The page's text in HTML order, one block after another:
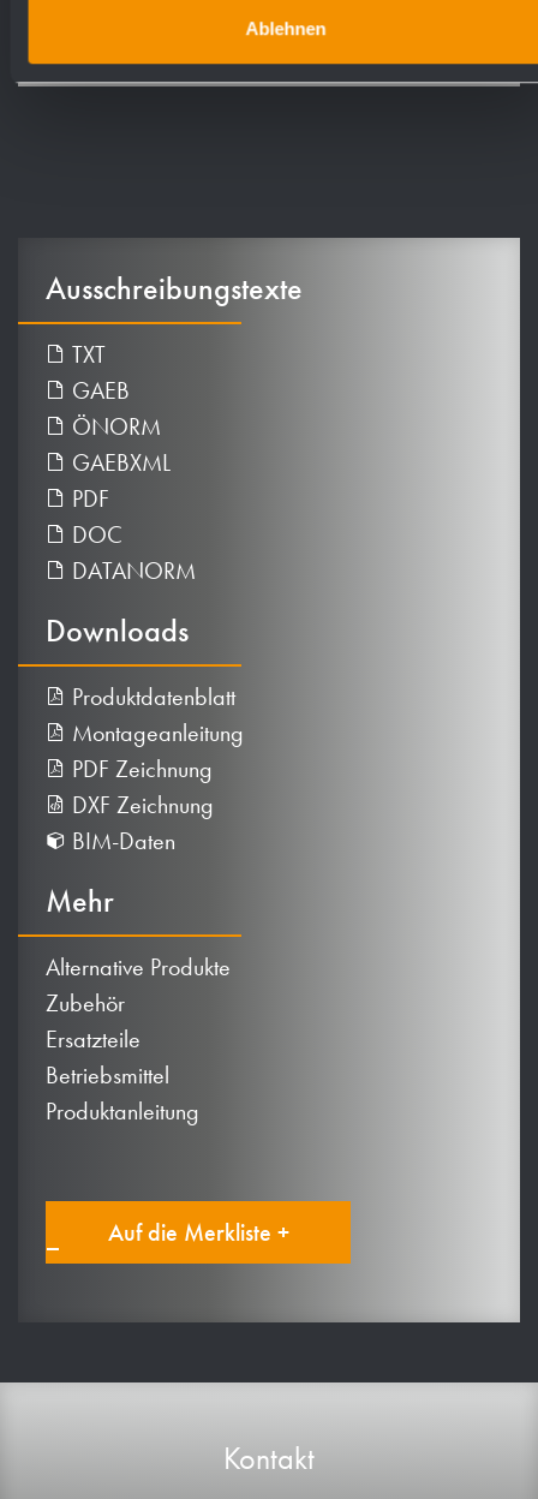
Ablehnen
Ausschreibungstexte
TXT
GAEB
ÖNORM
GAEBXML
PDF
DOC
DATANORM
Downloads
Produktdatenblatt
Montageanleitung
PDF Zeichnung
DXF Zeichnung
BIM-Daten
Mehr
Alternative Produkte
Zubehör
Ersatzteile
Betriebsmittel
Produktanleitung
Auf die Merkliste +
Kontakt